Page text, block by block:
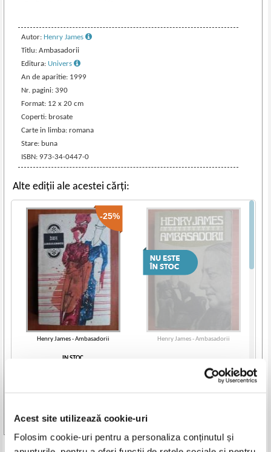
Acest site utilizează cookie-uri
Folosim cookie-uri pentru a personaliza conținutul și
Autor: Henry James
Titlu: Ambasadorii
Editura: Univers
An de aparitie: 1999
Nr. pagini: 390
Format: 12 x 20 cm
Coperti: brosate
Carte in limba: romana
Stare: buna
ISBN: 973-34-0447-0
Alte ediții ale acestei cărți:
-25%
Henry James - Ambasadorii
IN STOC
Henry James - Ambasadorii
Vezi toate edițiile »